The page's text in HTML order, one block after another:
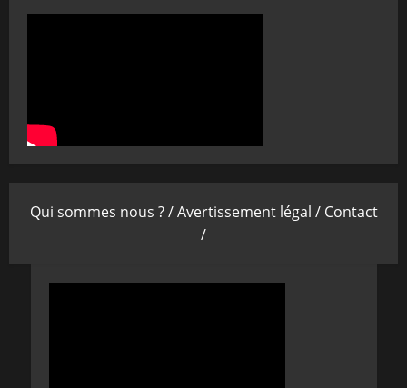
Qui sommes nous ? /Avertissement légal / Contact
/